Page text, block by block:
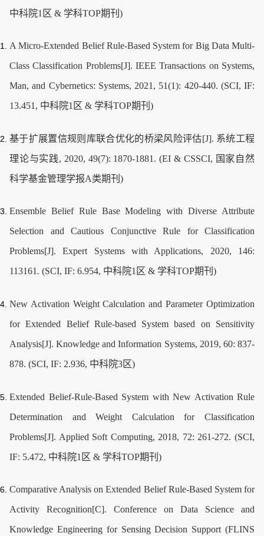
中科院1区 & 学科TOP期刊)
A Micro-Extended Belief Rule-Based System for Big Data Multi-
Class Classification Problems[J]. IEEE Transactions on Systems,
Man, and Cybernetics: Systems, 2021, 51(1): 420-440. (SCI, IF:
13.451, 中科院1区 & 学科TOP期刊)
基于扩展置信规则库联合优化的桥梁风险评估[J]. 系统工程
理论与实践, 2020, 49(7): 1870-1881. (EI & CSSCI, 国家自然
科学基金管理学报A类期刊)
Ensemble Belief Rule Base Modeling with Diverse Attribute
Selection and Cautious Conjunctive Rule for Classification
Problems[J]. Expert Systems with Applications, 2020, 146:
113161. (SCI, IF: 6.954, 中科院1区 & 学科TOP期刊)
New Activation Weight Calculation and Parameter Optimization
for Extended Belief Rule-based System based on Sensitivity
Analysis[J]. Knowledge and Information Systems, 2019, 60: 837-
878. (SCI, IF: 2.936, 中科院3区)
Extended Belief-Rule-Based System with New Activation Rule
Determination and Weight Calculation for Classification
Problems[J]. Applied Soft Computing, 2018, 72: 261-272. (SCI,
IF: 5.472, 中科院1区 & 学科TOP期刊)
Comparative Analysis on Extended Belief Rule-Based System for
Activity Recognition[C]. Conference on Data Science and
Knowledge Engineering for Sensing Decision Support (FLINS